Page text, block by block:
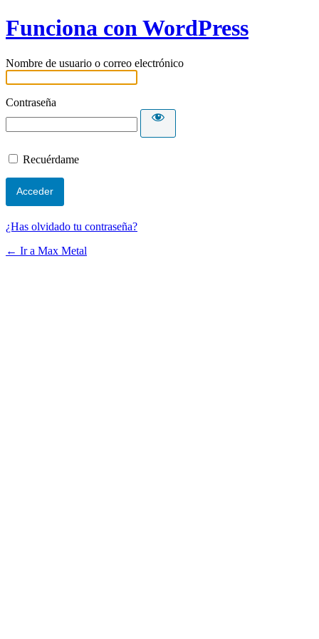
Funciona con WordPress
Nombre de usuario o correo electrónico
Contraseña
Recuérdame
¿Has olvidado tu contraseña?
← Ir a Max Metal